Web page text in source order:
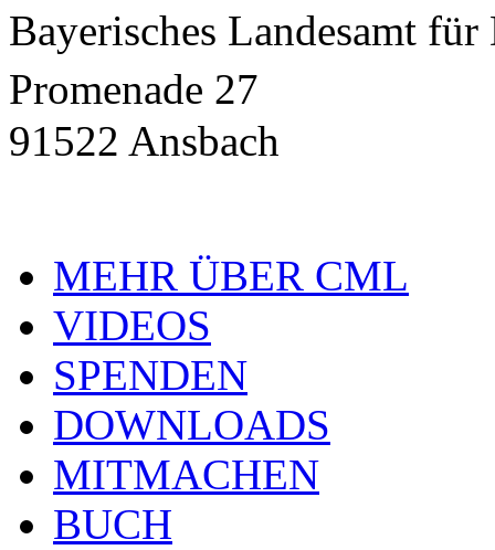
Bayerisches Landesamt
Promenade 27
91522 Ansbach
MEHR ÜBER CML
VIDEOS
SPENDEN
DOWNLOADS
MITMACHEN
BUCH